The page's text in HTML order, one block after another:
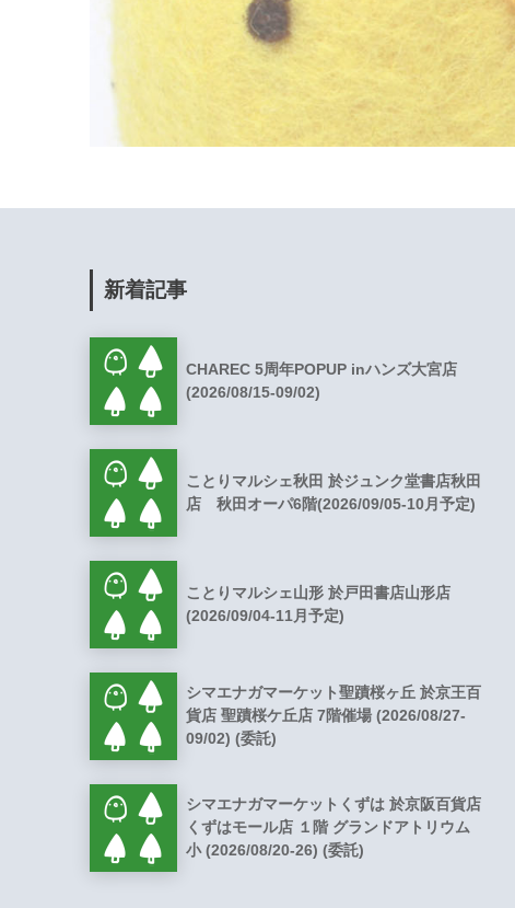
新着記事
CHAREC 5周年POPUP inハンズ大宮店
(2026/08/15-09/02)
ことりマルシェ秋田 於ジュンク堂書店秋田
店 秋田オーパ6階(2026/09/05-10月予定)
ことりマルシェ山形 於戸田書店山形店
(2026/09/04-11月予定)
シマエナガマーケット聖蹟桜ヶ丘 於京王百
貨店 聖蹟桜ケ丘店 7階催場 (2026/08/27-
09/02) (委託)
シマエナガマーケットくずは 於京阪百貨店
くずはモール店 １階 グランドアトリウム
小 (2026/08/20-26) (委託)